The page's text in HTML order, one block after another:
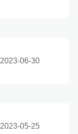
2023-06-30
2023-05-25